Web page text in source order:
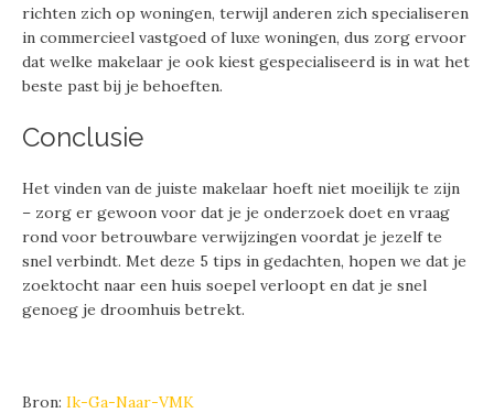
richten zich op woningen, terwijl anderen zich specialiseren
in commercieel vastgoed of luxe woningen, dus zorg ervoor
dat welke makelaar je ook kiest gespecialiseerd is in wat het
beste past bij je behoeften.
Conclusie
Het vinden van de juiste makelaar hoeft niet moeilijk te zijn
– zorg er gewoon voor dat je je onderzoek doet en vraag
rond voor betrouwbare verwijzingen voordat je jezelf te
snel verbindt. Met deze 5 tips in gedachten, hopen we dat je
zoektocht naar een huis soepel verloopt en dat je snel
genoeg je droomhuis betrekt.
Bron: Ik-Ga-Naar-VMK